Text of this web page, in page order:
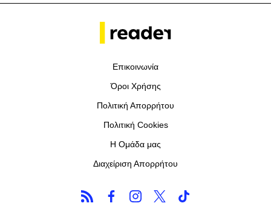
Επικοινωνία
Όροι Χρήσης
Πολιτική Απορρήτου
Πολιτική Cookies
Η Ομάδα μας
Διαχείριση Απορρήτου